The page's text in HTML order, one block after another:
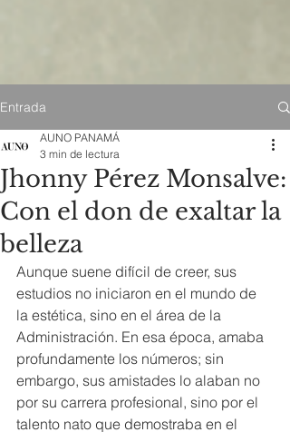
Entrada
Jhonny Pérez Monsalve:
Con el don de exaltar la
belleza
AUNO PANAMÁ
3 min de lectura
Aunque suene difícil de creer, sus
estudios no iniciaron en el mundo de
la estética, sino en el área de la
Administración. En esa época, amaba
profundamente los números; sin
embargo, sus amistades lo alaban no
por su carrera profesional, sino por el
talento nato que demostraba en el